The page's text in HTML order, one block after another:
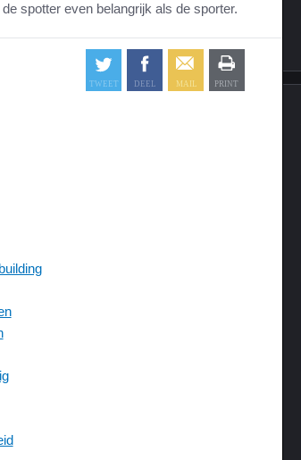
spotter even belangrijk als de sporter.